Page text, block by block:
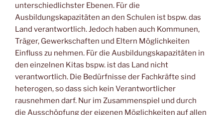
unterschiedlichster Ebenen. Für die
Ausbildungskapazitäten an den Schulen ist bspw. das
Land verantwortlich. Jedoch haben auch Kommunen,
Träger, Gewerkschaften und Eltern Möglichkeiten
Einfluss zu nehmen. Für die Ausbildungskapazitäten in
den einzelnen Kitas bspw. ist das Land nicht
verantwortlich. Die Bedürfnisse der Fachkräfte sind
heterogen, so dass sich kein Verantwortlicher
rausnehmen darf. Nur im Zusammenspiel und durch
die Ausschöpfung der eigenen Möglichkeiten auf allen